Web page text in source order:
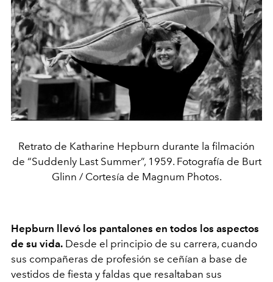
Retrato de Katharine Hepburn durante la filmación
de “Suddenly Last Summer”, 1959. Fotografía de Burt
Glinn / Cortesía de Magnum Photos.
Hepburn llevó los pantalones en todos los aspectos
de su vida. Desde el principio de su carrera, cuando
sus compañeras de profesión se ceñían a base de
vestidos de fiesta y faldas que resaltaban sus